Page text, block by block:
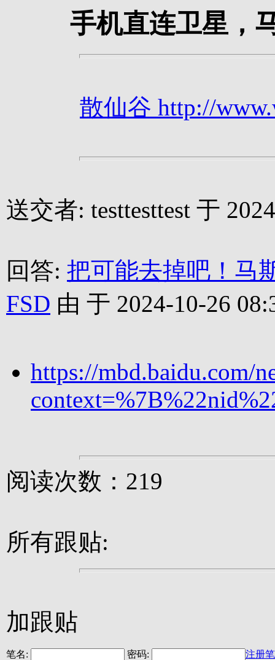
手机直连卫星，
散仙谷 http://
送交者: testtesttest 于
回答: 把可能去掉吧！马
FSD 由 于 2024-10-26
https://mbd.baidu.com/
阅读次数：219
所有跟贴:
加跟贴
笔名: 密码:
注册